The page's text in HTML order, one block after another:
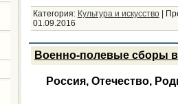
Категория: Культура и искусство
01.09.2016
Военно-полевые сборы в
Россия, Отечество,